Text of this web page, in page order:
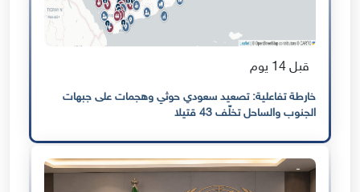
قبل 14 يوم
خارطة تفاعلية: تصعيد سعودي حوثي وهجمات على جبهات
الجنوب والساحل تخلّف 43 قتيلا